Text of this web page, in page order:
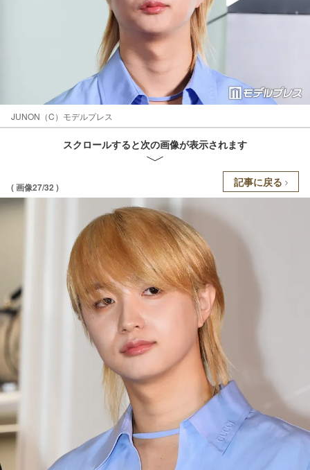
JUNON（C）モデルプレス
スクロールすると次の画像が表示されます
( 画像27/32 ) 記事に戻る